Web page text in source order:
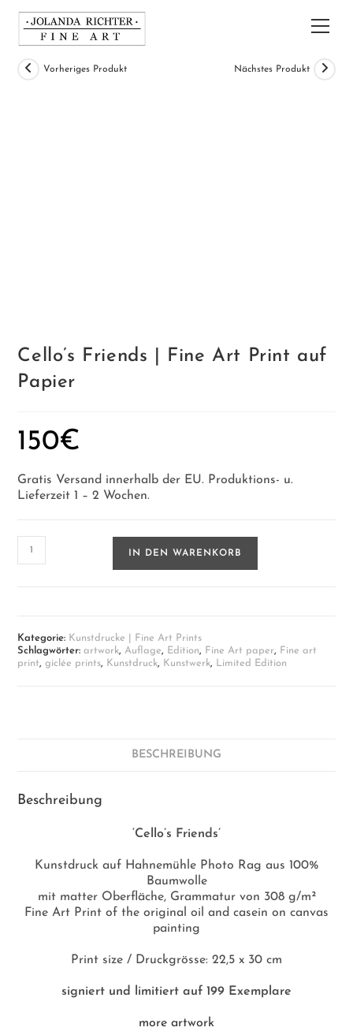
Inhalt
springen
Vorheriges Produkt Nächstes Produkt
Cello’s Friends | Fine Art Print auf
Papier
150€
Gratis Versand innerhalb der EU. Produktions- u.
Lieferzeit 1 – 2 Wochen.
Friends
Papier
Menge
IN DEN WARENKORB
Kategorie: Kunstdrucke | Fine Art Prints
Schlagwörter:artwork,Auflage, Edition, Fine Art paper, Fine art
print,giclée prints, Kunstdruck, Kunstwerk, Limited Edition
BESCHREIBUNG
Beschreibung
‘Cello’s Friends’
Kunstdruck auf Hahnemühle Photo Rag aus 100%
Baumwolle
mit matter Oberfläche, Grammatur von 308 g/m²
Fine Art Print of the original oil and casein on canvas
painting
Print size / Druckgrösse: 22,5 x 30 cm
signiert und limitiert auf 199 Exemplare
more artwork